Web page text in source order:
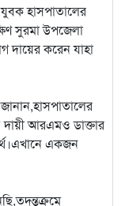
হাসপাতালের
সুরমা উপজেলা
দায়ের করেন যাহা
আরএমও ডাক্তার
একজন